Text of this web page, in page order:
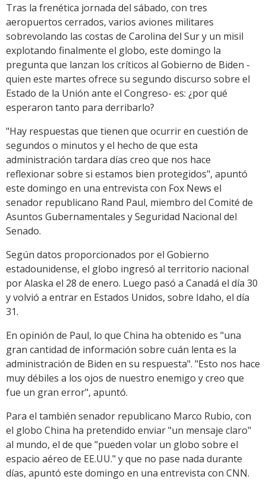
Tras la frenética jornada del sábado, con tres
aeropuertos cerrados, varios aviones militares
sobrevolando las costas de Carolina del Sur y un misil
explotando finalmente el globo, este domingo la
pregunta que lanzan los críticos al Gobierno de Biden -
quien este martes ofrece su segundo discurso sobre el
Estado de la Unión ante el Congreso- es: ¿por qué
esperaron tanto para derribarlo?
"Hay respuestas que tienen que ocurrir en cuestión de
segundos o minutos y el hecho de que esta
administración tardara días creo que nos hace
reflexionar sobre si estamos bien protegidos", apuntó
este domingo en una entrevista con Fox News el
senador republicano Rand Paul, miembro del Comité de
Asuntos Gubernamentales y Seguridad Nacional del
Senado.
Según datos proporcionados por el Gobierno
estadounidense, el globo ingresó al territorio nacional
por Alaska el 28 de enero. Luego pasó a Canadá el día 30
y volvió a entrar en Estados Unidos, sobre Idaho, el día
31.
En opinión de Paul, lo que China ha obtenido es "una
gran cantidad de información sobre cuán lenta es la
administración de Biden en su respuesta". "Esto nos hace
muy débiles a los ojos de nuestro enemigo y creo que
fue un gran error", apuntó.
Para el también senador republicano Marco Rubio, con
el globo China ha pretendido enviar "un mensaje claro"
al mundo, el de que "pueden volar un globo sobre el
espacio aéreo de EE.UU." y que no pase nada durante
días, apuntó este domingo en una entrevista con CNN.